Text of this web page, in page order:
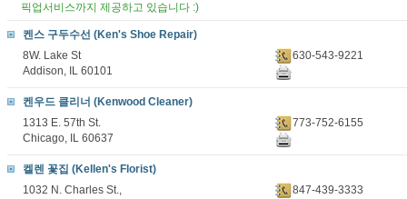
픽업서비스까지 제공하고 있습니다 :)
켄스 구두수선 (Ken's Shoe Repair)
8W. Lake St
Addison, IL 60101
630-543-9221
켄우드 클리너 (Kenwood Cleaner)
1313 E. 57th St.
Chicago, IL 60637
773-752-6155
켈렌 꽃집 (Kellen's Florist)
1032 N. Charles St.,
847-439-3333